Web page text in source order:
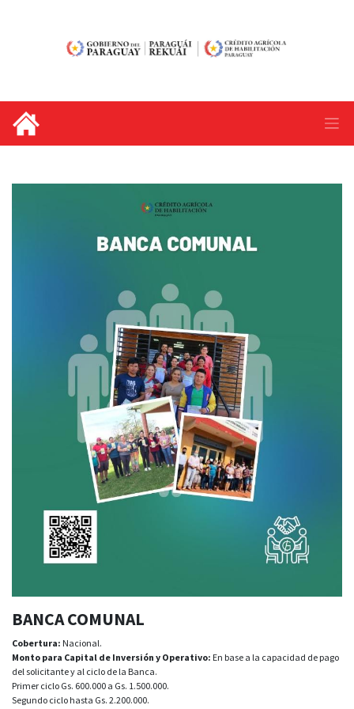
BANCA COMUNAL
Cobertura: Nacional.
Monto para Capital de Inversión y Operativo: En base a la capacidad de pago
del solicitante y al ciclo de la Banca.
Primer ciclo Gs. 600.000 a Gs. 1.500.000.
Segundo ciclo hasta Gs. 2.200.000.